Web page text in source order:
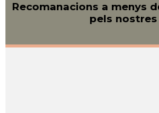
Recomanacions a menys
pels nostres